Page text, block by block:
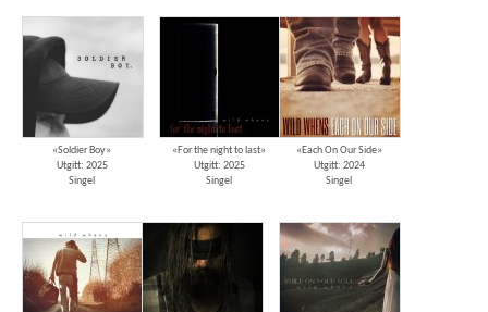
«Soldier Boy»
Utgitt: 2025
Singel
«For the night to last»
Utgitt: 2025
Singel
«Each On Our Side»
Utgitt: 2024
Singel